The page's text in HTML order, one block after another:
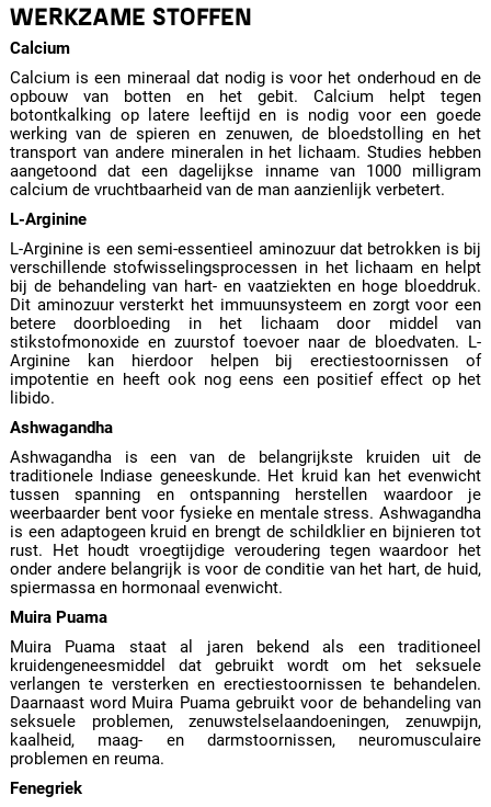
WERKZAME STOFFEN
Calcium
Calcium is een mineraal dat nodig is voor het onderhoud en de
opbouw van botten en het gebit. Calcium helpt tegen
botontkalking op latere leeftijd en is nodig voor een goede
werking van de spieren en zenuwen, de bloedstolling en het
transport van andere mineralen in het lichaam. Studies hebben
aangetoond dat een dagelijkse inname van 1000 milligram
calcium de vruchtbaarheid van de man aanzienlijk verbetert.
L-Arginine
L-Arginine is een semi-essentieel aminozuur dat betrokken is bij
verschillende stofwisselingsprocessen in het lichaam en helpt
bij de behandeling van hart- en vaatziekten en hoge bloeddruk.
Dit aminozuur versterkt het immuunsysteem en zorgt voor een
betere doorbloeding in het lichaam door middel van
stikstofmonoxide en zuurstof toevoer naar de bloedvaten. L-
Arginine kan hierdoor helpen bij erectiestoornissen of
impotentie en heeft ook nog eens een positief effect op het
libido.
Ashwagandha
Ashwagandha is een van de belangrijkste kruiden uit de
traditionele Indiase geneeskunde. Het kruid kan het evenwicht
tussen spanning en ontspanning herstellen waardoor je
weerbaarder bent voor fysieke en mentale stress. Ashwagandha
is een adaptogeen kruid en brengt de schildklier en bijnieren tot
rust. Het houdt vroegtijdige veroudering tegen waardoor het
onder andere belangrijk is voor de conditie van het hart, de huid,
spiermassa en hormonaal evenwicht.
Muira Puama
Muira Puama staat al jaren bekend als een traditioneel
kruidengeneesmiddel dat gebruikt wordt om het seksuele
verlangen te versterken en erectiestoornissen te behandelen.
Daarnaast word Muira Puama gebruikt voor de behandeling van
seksuele problemen, zenuwstelselaandoeningen, zenuwpijn,
kaalheid, maag- en darmstoornissen, neuromusculaire
problemen en reuma.
Fenegriek